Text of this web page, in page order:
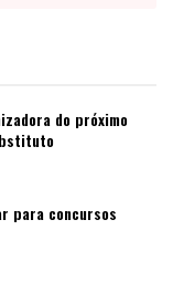
do próximo
para concursos